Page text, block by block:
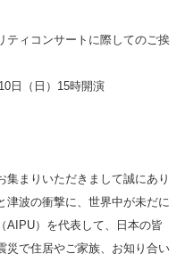
ティコンサートに際してのご挨
日（日）15時開演
まりいただきまして誠にあり
津波の衝撃に、世界中が未だに
AIPU）を代表して、日本の皆
災で住居やご家族、お知り合い